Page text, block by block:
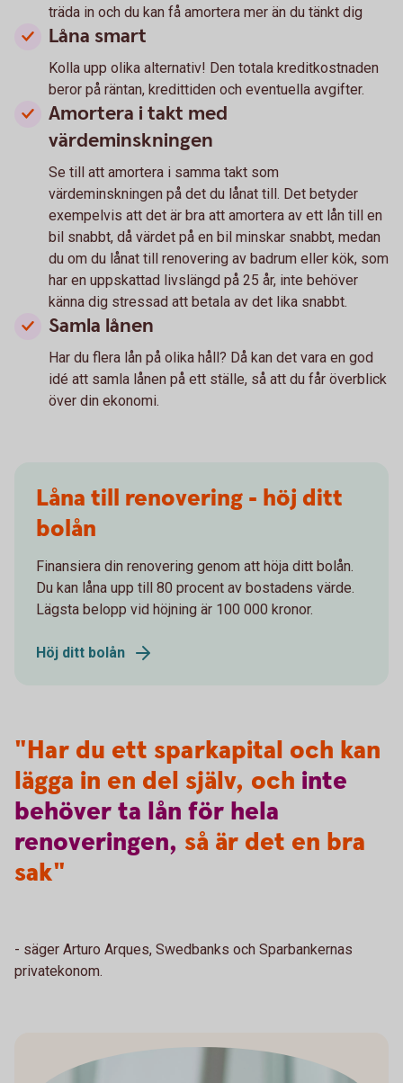
träda in och du kan få amortera mer än du tänkt dig
Låna smart
Kolla upp olika alternativ! Den totala kreditkostnaden
beror på räntan, kredittiden och eventuella avgifter.
Amortera i takt med
värdeminskningen
Se till att amortera i samma takt som
värdeminskningen på det du lånat till. Det betyder
exempelvis att det är bra att amortera av ett lån till en
bil snabbt, då värdet på en bil minskar snabbt, medan
du om du lånat till renovering av badrum eller kök, som
har en uppskattad livslängd på 25 år, inte behöver
känna dig stressad att betala av det lika snabbt.
Samla lånen
Har du flera lån på olika håll? Då kan det vara en god
idé att samla lånen på ett ställe, så att du får överblick
över din ekonomi.
Låna till renovering - höj ditt
bolån
Finansiera din renovering genom att höja ditt bolån.
Du kan låna upp till 80 procent av bostadens värde.
Lägsta belopp vid höjning är 100 000 kronor.
Höj ditt bolån
"Har du ett sparkapital och kan
lägga in en del själv, och inte
behöverta lån för hela
renoveringen, så är det en bra
sak"
- säger Arturo Arques, Swedbanks och Sparbankernas
privatekonom.